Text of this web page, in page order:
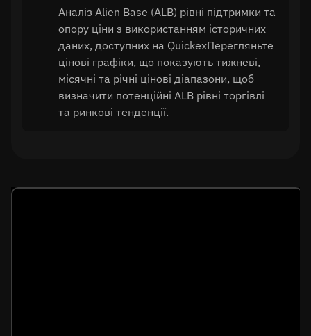
Аналіз Alien Base (ALB) рівні підтримки та
опору ціни з використанням історичних
даних, доступних на QuickexПерегляньте
цінові графіки, що показують тижневі,
місячні та річні цінові діапазони, щоб
визначити потенційні ALB рівні торгівлі
та ринкові тенденції.